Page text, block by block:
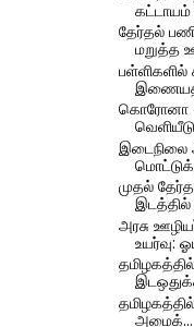
கட்டாயம்
தேர்தல்
மறுத்த
பள்ளிகளில்
கொரோனா -
இடைநிலை
முதல்
இடத்தில்
அரசு
உயர்வு:
அமைக்...